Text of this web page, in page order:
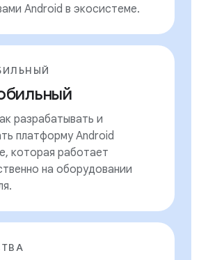
Android в экосистеме.
разрабатывать и
платформу Android
которая работает
на оборудовании